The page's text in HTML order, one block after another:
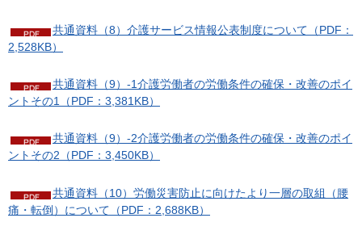
共通資料（8）介護サービス情報公表制度について（PDF：
2,528KB）
共通資料（9）-1介護労働者の労働条件の確保・改善のポイ
ントその1（PDF：3,381KB）
共通資料（9）-2介護労働者の労働条件の確保・改善のポイ
ントその2（PDF：3,450KB）
共通資料（10）労働災害防止に向けたより一層の取組（腰
痛・転倒）について（PDF：2,688KB）